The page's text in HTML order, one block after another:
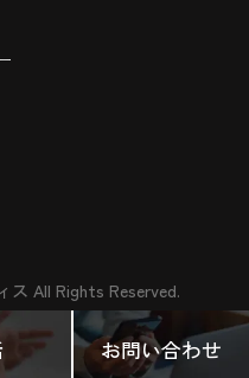
ス All Rights Reserved.
お問い合わせ